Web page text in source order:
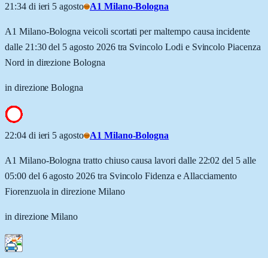
21:34 di ieri 5 agosto A1 Milano-Bologna
A1 Milano-Bologna veicoli scortati per maltempo causa incidente
dalle 21:30 del 5 agosto 2026 tra Svincolo Lodi e Svincolo Piacenza
Nord in direzione Bologna
in direzione Bologna
22:04 di ieri 5 agosto A1 Milano-Bologna
A1 Milano-Bologna tratto chiuso causa lavori dalle 22:02 del 5 alle
05:00 del 6 agosto 2026 tra Svincolo Fidenza e Allacciamento
Fiorenzuola in direzione Milano
in direzione Milano